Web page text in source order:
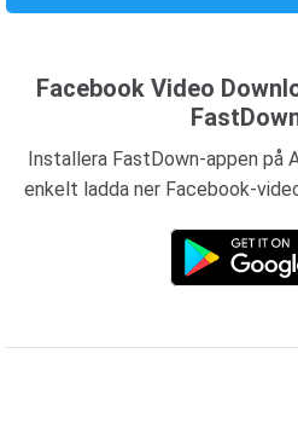
Facebook Video
Installera FastDown-appen på
enkelt ladda ner Facebook-